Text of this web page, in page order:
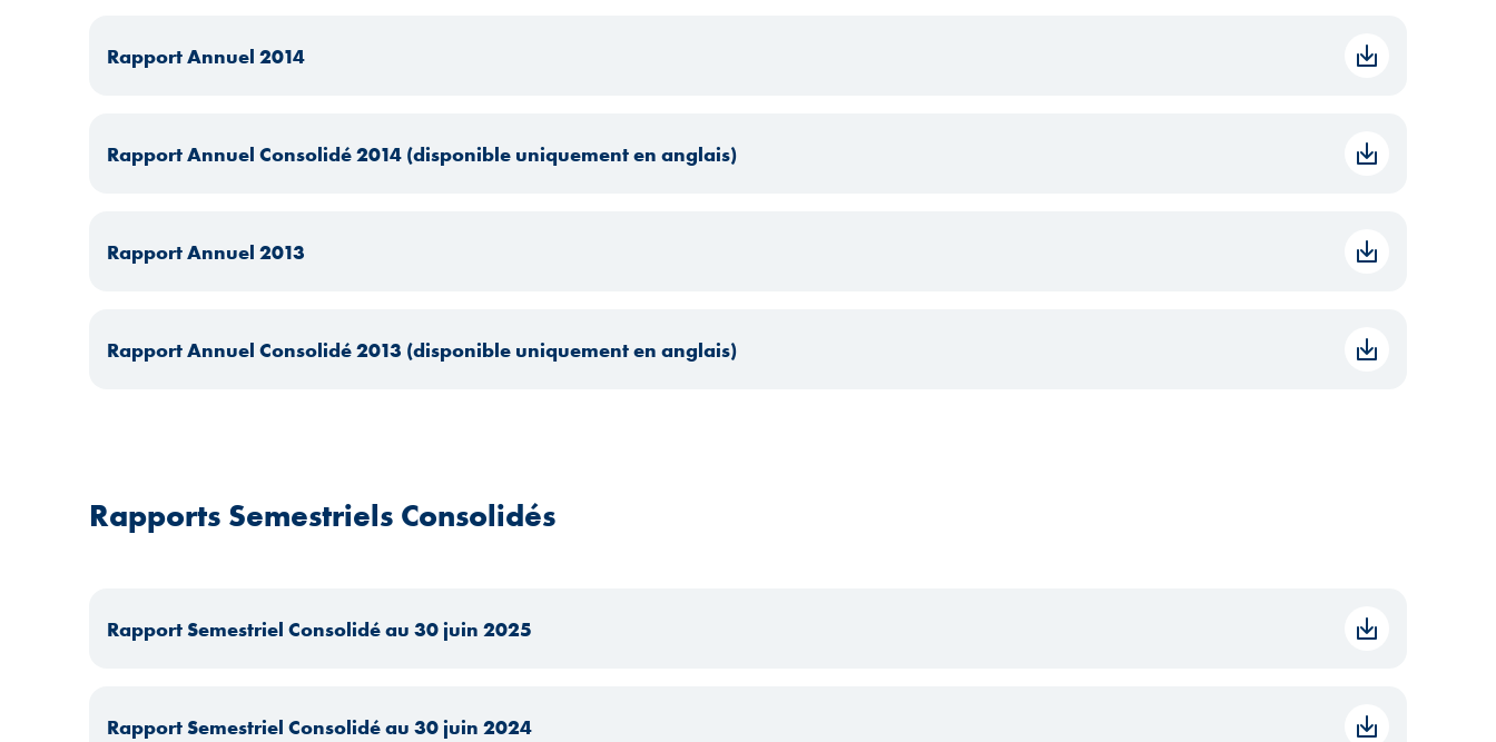
Rapport Annuel 2014
Rapport Annuel Consolidé 2014 (disponible uniquement en anglais)
Rapport Annuel 2013
Rapport Annuel Consolidé 2013 (disponible uniquement en anglais)
Rapports Semestriels Consolidés
Rapport Semestriel Consolidé au 30 juin 2025
Rapport Semestriel Consolidé au 30 juin 2024